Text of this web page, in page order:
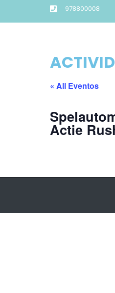
978800008
« All Eventos
Actie